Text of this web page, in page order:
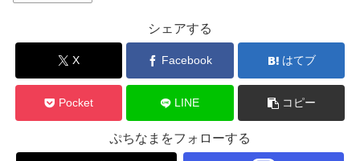
シェアする
X Facebook はてブ
Pocket LINE コピー
ぷちなまをフォローする